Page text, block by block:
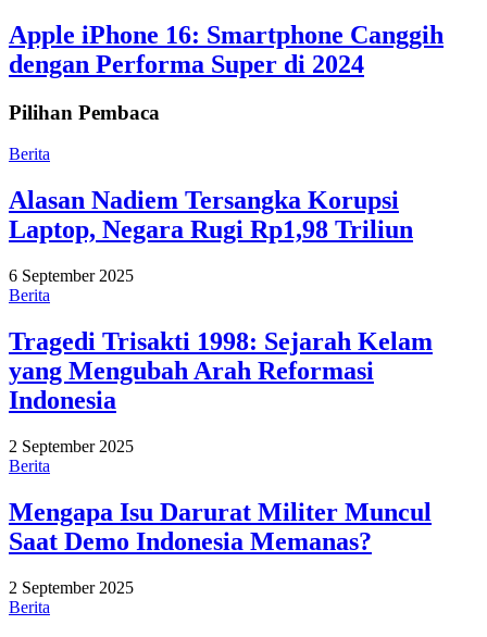
Apple iPhone 16: Smartphone Canggih
dengan Performa Super di 2024
Pilihan Pembaca
Berita
Alasan Nadiem Tersangka Korupsi
Laptop, Negara Rugi Rp1,98 Triliun
6 September 2025
Berita
Tragedi Trisakti 1998: Sejarah Kelam
yang Mengubah Arah Reformasi
Indonesia
2 September 2025
Berita
Mengapa Isu Darurat Militer Muncul
Saat Demo Indonesia Memanas?
2 September 2025
Berita